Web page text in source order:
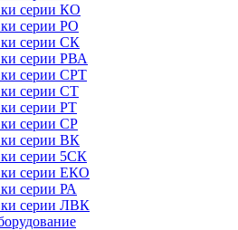
серии КО
серии РО
серии СК
серии РВА
серии СРТ
серии СТ
серии РТ
серии СР
серии ВК
серии 5СК
серии ЕКО
серии РА
серии ЛВК